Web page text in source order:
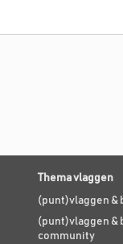
Thema vlaggen
(punt)vlaggen &
(punt)vlaggen &
community